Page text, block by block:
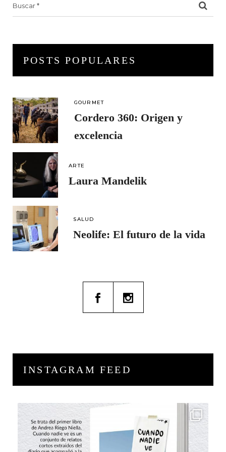
POSTS POPULARES
GOURMET
Cordero 360: Origen y
excelencia
ARTE
Laura Mandelik
SALUD
Neolife: El futuro de la vida
INSTAGRAM FEED